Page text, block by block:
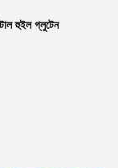
হুইল গ্লুটেন